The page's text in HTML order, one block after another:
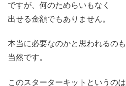
ですが、何のためらいもなく
出せる金額でもありません。
本当に必要なのかと思われるのも
当然です。
このスターターキットというのは